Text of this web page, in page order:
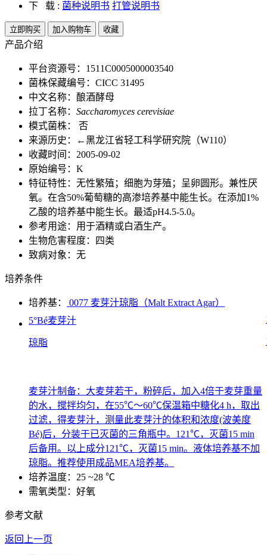
下 载 : 菌种说明书 打管说明书
立即购买 加入购物车 收藏
产品介绍
平台资源号：1511C0005000003540
菌株保藏编号：CICC 31495
中文名称：酿酒酵母
拉丁名称： Saccharomyces cerevisiae
模式菌株： 否
来源历史：←黑龙江省轻工科学研究院（W110）
收藏时间：2005-09-02
原始编号：K
特征特性：无性繁殖；细胞为芽殖；呈卵圆形。兼性厌
氧。在含50%葡萄糖的高渗培养基中能生长。在添加1%
乙酸的培养基中能生长。最适pH4.5-5.0。
参考用途：用于酒精或白酒生产。
生物危害程度：四类
致病对象：无
培养条件
培养基：
0077 麦芽汁琼脂（Malt Extract Agar）
5°Bé麦芽汁
琼脂
麦芽汁制备：大麦芽若干，粉碎后，加入4倍于麦芽重量
的水，搅拌均匀，在55℃～60℃保温箱中糖化4 h，取出
过滤，得麦芽汁，测量此麦芽汁的体积和浓度(波美度
Bé)后，分装于已灭菌的三角瓶中。121℃，灭菌15 min
后备用。以上成分121℃，灭菌15 min。液体培养基不加
琼脂。推荐使用成品MEA培养基。
培养温度：25 ~28 ℃
需氧类型：好氧
参考文献
返回上一页